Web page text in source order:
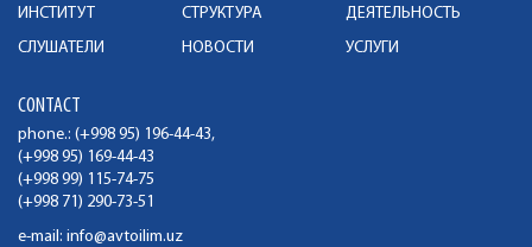
ИНСТИТУТ СТРУКТУРА
ДЕЯТЕЛЬНОСТЬ
СЛУШАТЕЛИ
НОВОСТИ УСЛУГИ
CONTACT
phone.: (+998 95) 196-44-43,
(+998 95) 169-44-43
(+998 99) 115-74-75
(+998 71) 290-73-51
e-mail: info@avtoilim.uz